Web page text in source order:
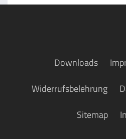
Downloads
Widerrufsbelehrung
Sitemap